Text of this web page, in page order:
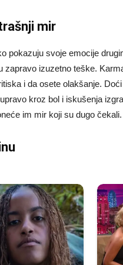
mir
pokazuju svoje emocije
zapravo izuzetno teške.
i da osete olakšanje.
kroz bol i iskušenja
im mir koji su dugo čekali.